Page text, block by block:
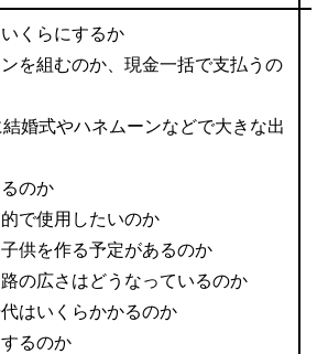
くらにするか
ンを組むのか、現金一括で支払うの
結婚式やハネムーンなどで大きな出
のか
で使用したいのか
子供を作る予定があるのか
路の広さはどうなっているのか
はいくらかかるのか
るのか